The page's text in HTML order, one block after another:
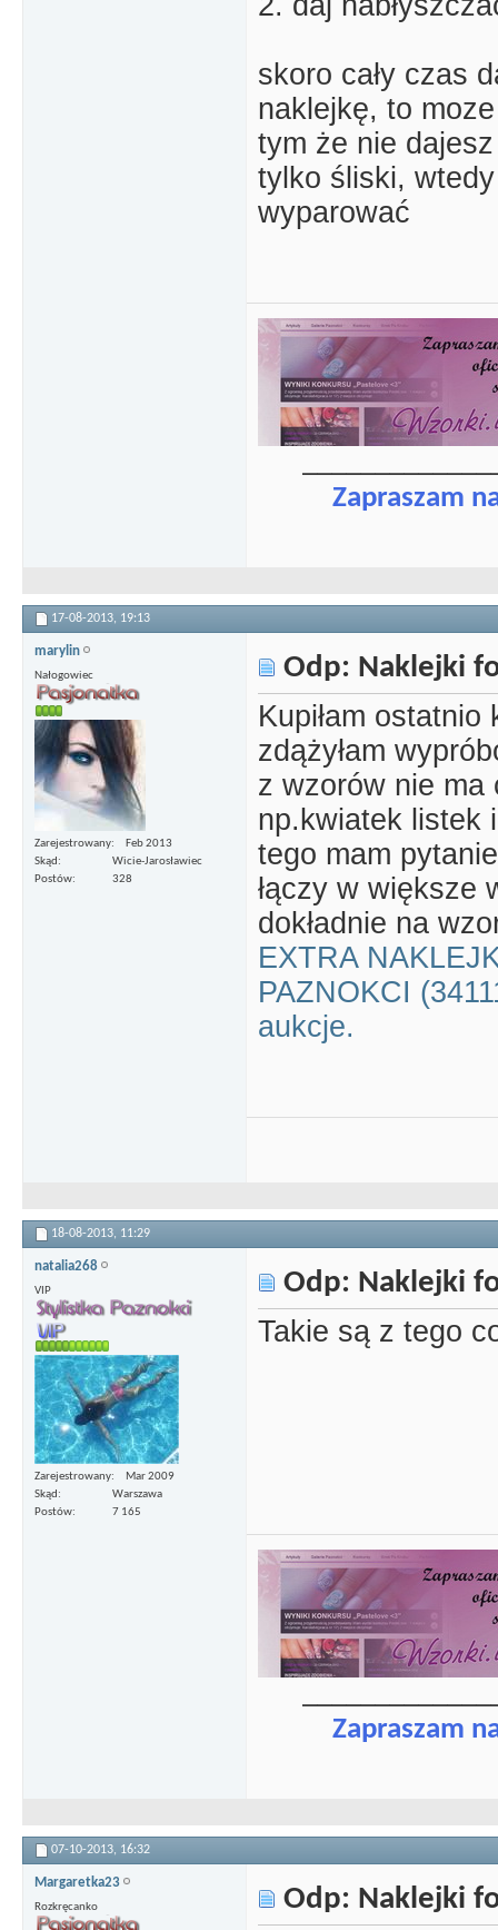
skoro cały czas
naklejkę, to
tym że nie
tylko śliski,
wyparować
Zapraszam
17-08-2013, 19:13
marylin
Nałogowiec
Zarejestrowany
Feb 2013
Skąd
Wicie-Jarosławiec
Postów
328
Odp: Naklejki
Kupiłam
zdążyłam
z wzorów nie ma
np.kwiatek listek
tego mam
łączy w większe
dokładnie na
EXTRA
PAZNOKCI
aukcje.
18-08-2013, 11:29
natalia268
VIP
Zarejestrowany
Mar 2009
Skąd
Warszawa
Postów
7 165
Odp: Naklejki
Takie są z tego
Zapraszam
07-10-2013, 16:32
Margaretka23
Rozkręcanko Odp: Naklejki